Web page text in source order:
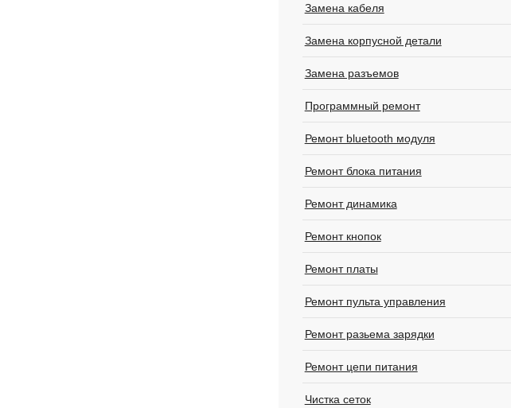
Замена кабеля
Замена корпусной детали
Замена разъемов
Программный ремонт
Ремонт bluetooth модуля
Ремонт блока питания
Ремонт динамика
Ремонт кнопок
Ремонт платы
Ремонт пульта управления
Ремонт разьема зарядки
Ремонт цепи питания
Чистка сеток